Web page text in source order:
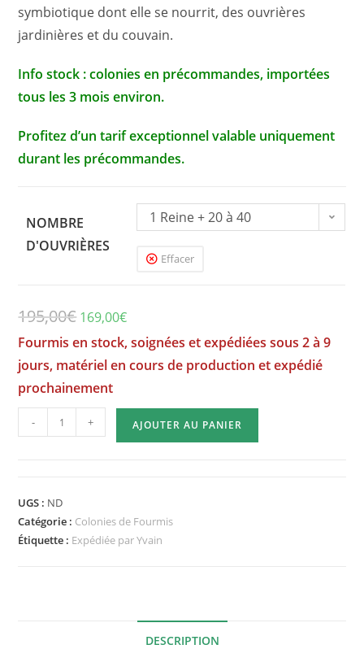
symbiotique dont elle se nourrit, des ouvrières
jardinières et du couvain.
Info stock : colonies en précommandes, importées
tous les 3 mois environ.
Profitez d’un tarif exceptionnel valable uniquement
durant les précommandes.
NOMBRE
D'OUVRIÈRES
1 Reine + 20 à 40
Effacer
195,00€ Le
initial
était :
195,00€.
169,00€Le
actuel
est :
Fourmis en stock, soignées et expédiées sous 2 à 9
jours, matériel en cours de production et expédié
prochainement
quantité
de
-
Fourmis
coupeuses
- + AJOUTER AU PANIER
UGS : ND
Catégorie : Colonies de Fourmis
Étiquette : Expédiée par Yvain
DESCRIPTION